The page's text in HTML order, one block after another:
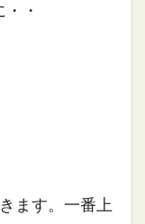
・
ます。一番上